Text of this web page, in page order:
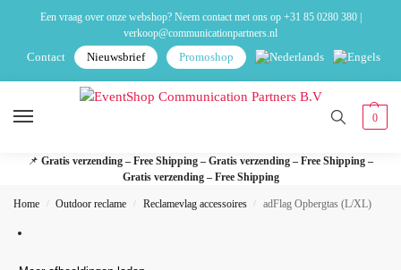
Een vraag over onze webshop? Neem contact met ons op +31 85 0280 380|
verkoop@communicationpartners.nl
Contact Nieuwsbrief Promoshop
0
📌 Gratis verzending – Free Shipping – Gratis verzending – Free Shipping –
Gratis verzending – Free Shipping
Home / Outdoor reclame / Reclamevlag accessoires / adFlag Opbergtas (L/XL)